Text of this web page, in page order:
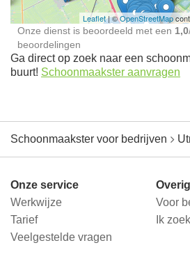
Leaflet| ©OpenStreetMap
Onze dienst is beoordeeld met een 1,0
beoordelingen
Ga direct op zoek naar een
buurt! Schoonmaakster aanvragen
Schoonmaakster voor bedrijven
Onze service
Werkwijze
Tarief
Veelgestelde vragen
Voor
Ik